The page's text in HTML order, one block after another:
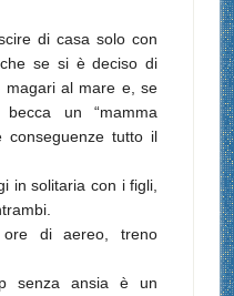
di casa solo con
se si è deciso di
al mare e, se
un “mamma
conseguenze tutto il
in solitaria con i figli,
di aereo, treno
senza ansia è un